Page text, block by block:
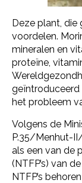
Deze plant, die
voordelen.
mineralen en
proteïne,
geïntroduceerd
het probleem
Volgens de
P.35/Menhut-
als een van de
(NTFP’s) van
NTFP’s